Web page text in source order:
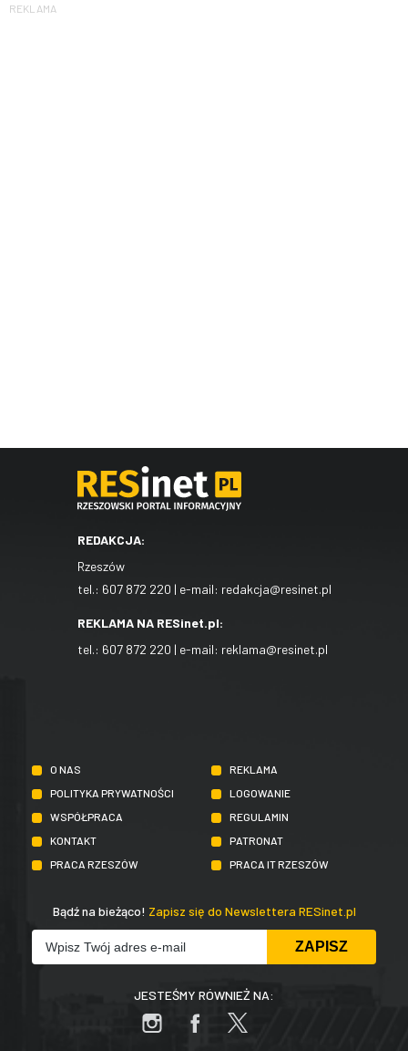
REKLAMA
REDAKCJA:
Rzeszów
tel.: 607 872 220 | e-mail: redakcja@resinet.pl
REKLAMA NA RESinet.pl:
tel.: 607 872 220 | e-mail: reklama@resinet.pl
O NAS
REKLAMA
POLITYKA PRYWATNOŚCI
LOGOWANIE
WSPÓŁPRACA
REGULAMIN
KONTAKT
PATRONAT
PRACA RZESZÓW
PRACA IT RZESZÓW
Bądź na bieżąco! Zapisz się do Newslettera RESinet.pl
JESTEŚMY RÓWNIEŻ NA: